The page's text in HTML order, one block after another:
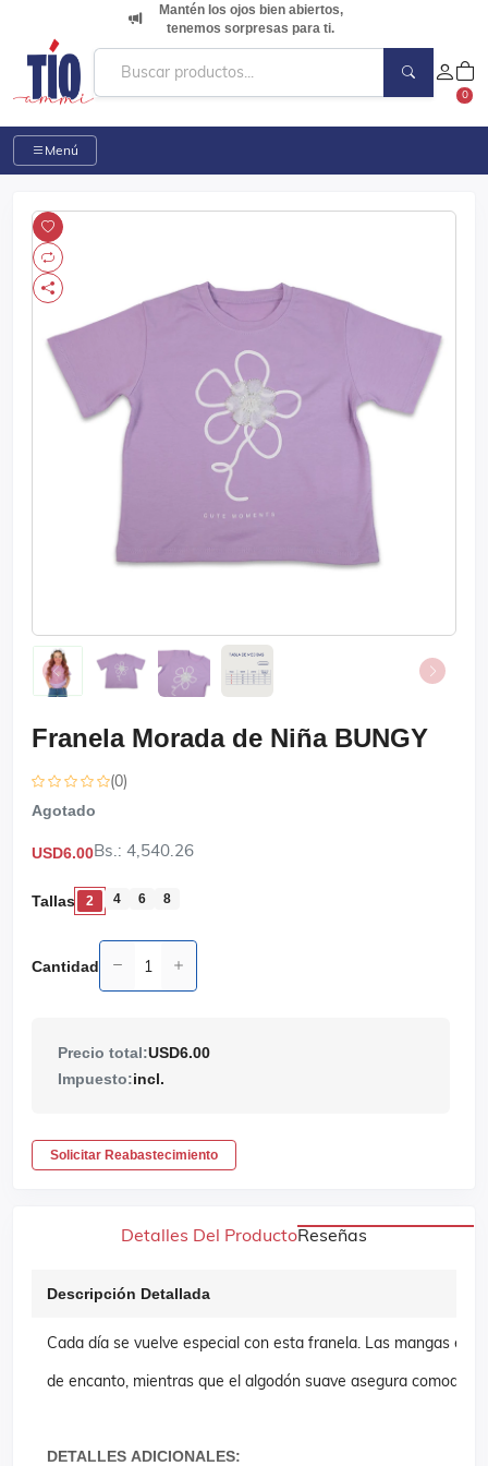
Mantén los ojos bien abiertos,
tenemos sorpresas para ti.
0
Menú
Franela Morada de Niña BUNGY
(0)
Agotado
USD6.00Bs.: 4,540.26
Tallas 2 4 6 8
Cantidad
Precio total:USD6.00
Impuesto:incl.
Solicitar Reabastecimiento
Detalles Del ProductoReseñas
Descripción Detallada
Cada día se vuelve especial con esta franela. Las mangas
de encanto, mientras que el algodón suave asegura
DETALLES ADICIONALES: